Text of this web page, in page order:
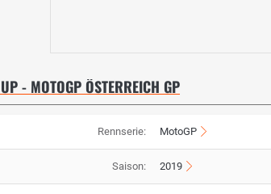
- MOTOGP ÖSTERREICH GP
Rennserie: MotoGP
Saison: 2019